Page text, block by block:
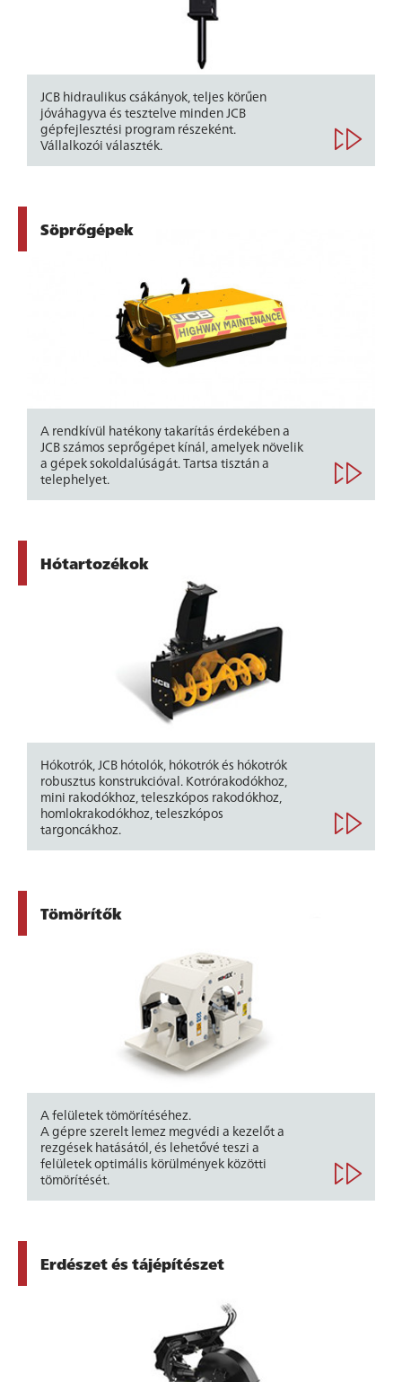
JCB hidraulikus csákányok, teljes körűen
jóváhagyva és tesztelve minden JCB
gépfejlesztési program részeként.
Vállalkozói választék.
Söprőgépek
A rendkívül hatékony takarítás érdekében a
JCB számos seprőgépet kínál, amelyek növelik
a gépek sokoldalúságát. Tartsa tisztán a
telephelyet.
Hótartozékok
Hókotrók, JCB hótolók, hókotrók és hókotrók
robusztus konstrukcióval. Kotrórakodókhoz,
mini rakodókhoz, teleszkópos rakodókhoz,
homlokrakodókhoz, teleszkópos
targoncákhoz.
Tömörítők
A felületek tömörítéséhez.
A gépre szerelt lemez megvédi a kezelőt a
rezgések hatásától, és lehetővé teszi a
felületek optimális körülmények közötti
tömörítését.
Erdészet és tájépítészet